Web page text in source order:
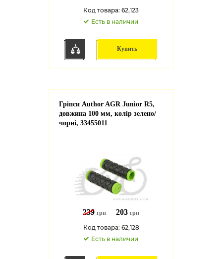
Код товара: 62,123
Есть в наличии
Купить
Гріпси Author AGR Junior R5,
довжина 100 мм, колір зелено/
чорні, 33455011
239 грн 203 грн
Код товара: 62,128
Есть в наличии